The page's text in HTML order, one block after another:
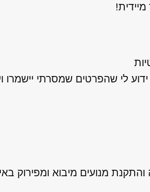
שהפרטים שמסרתי יישמרו ויעובדו
מנועים מיבוא ומפירוק